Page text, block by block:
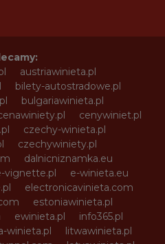
austriawinieta.pl
bilety-autostradowe.pl
bulgariawinieta.pl
cenywiniet.pl
czechy-winieta.pl
czechywiniety.pl
dalnicniznamka.eu
vignette.pl
e-winieta.eu
electronicavinieta.com
estoniawinieta.pl
ewinieta.pl
info365.pl
winieta.pl
litwawinieta.pl